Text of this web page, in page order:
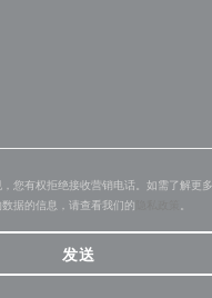
您有权拒绝接收营销电话。如需了解更
据的信息，请查看我们的